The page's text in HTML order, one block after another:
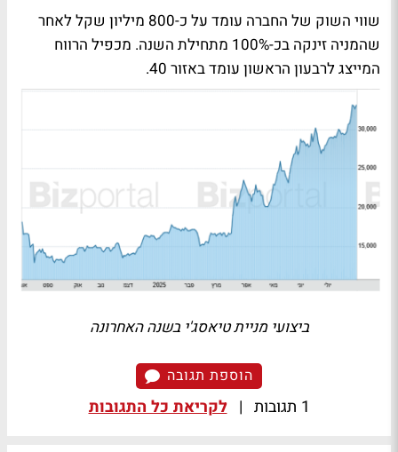
שווי השוק של החברה עומד על כ-800 מיליון שקל לאחר
שהמניה זינקה בכ-100% מתחילת השנה. מכפיל הרווח
המייצג לרבעון הראשון עומד באזור 40.
ביצועי מניית טיאסג'י בשנה האחרונה
הוספת תגובה
1 תגובות | לקריאת כל התגובות